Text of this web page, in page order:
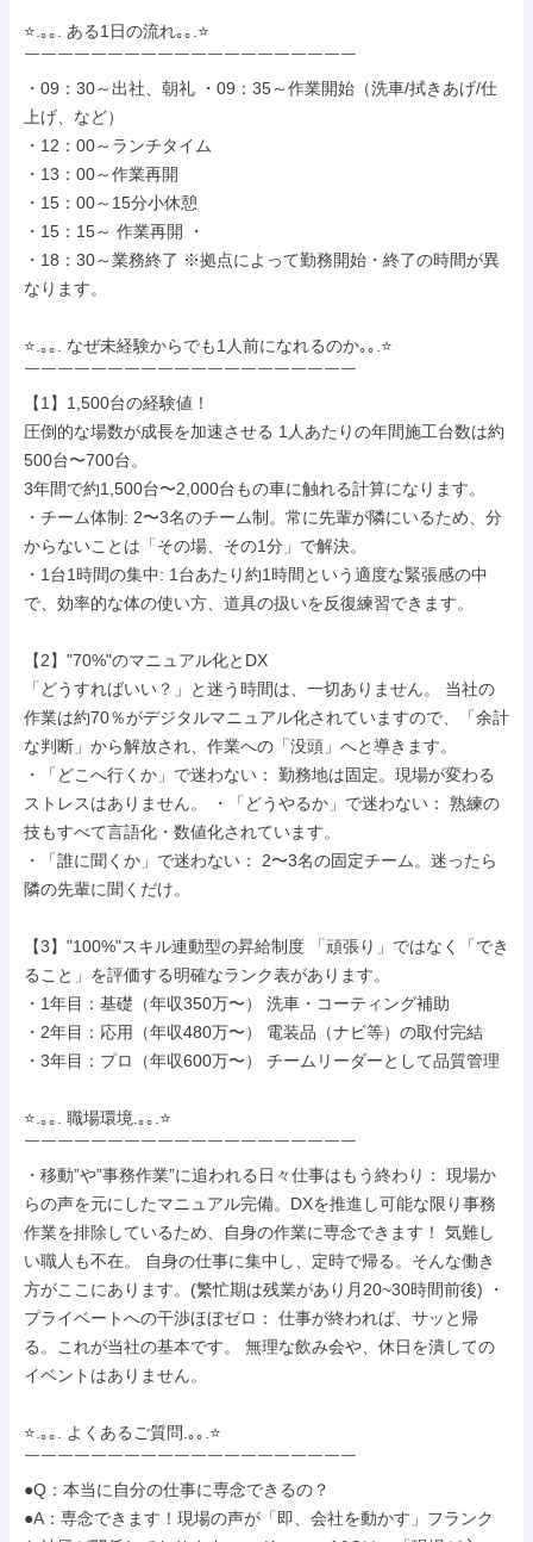
⭐.｡｡. ある1日の流れ｡｡.⭐
￣￣￣￣￣￣￣￣￣￣￣￣￣￣￣￣￣￣￣￣
・09：30～出社、朝礼 ・09：35～作業開始（洗車/拭きあげ/仕
上げ、など）
・12：00～ランチタイム
・13：00～作業再開
・15：00～15分小休憩
・15：15～ 作業再開 ・
・18：30～業務終了 ※拠点によって勤務開始・終了の時間が異
なります。
⭐.｡｡. なぜ未経験からでも1人前になれるのか｡｡.⭐
￣￣￣￣￣￣￣￣￣￣￣￣￣￣￣￣￣￣￣￣
【1】1,500台の経験値！
圧倒的な場数が成長を加速させる 1人あたりの年間施工台数は約
500台〜700台。
3年間で約1,500台〜2,000台もの車に触れる計算になります。
・チーム体制: 2〜3名のチーム制。常に先輩が隣にいるため、分
からないことは「その場、その1分」で解決。
・1台1時間の集中: 1台あたり約1時間という適度な緊張感の中
で、効率的な体の使い方、道具の扱いを反復練習できます。
【2】"70%"のマニュアル化とDX
「どうすればいい？」と迷う時間は、一切ありません。 当社の
作業は約70％がデジタルマニュアル化されていますので、「余計
な判断」から解放され、作業への「没頭」へと導きます。
・「どこへ行くか」で迷わない： 勤務地は固定。現場が変わる
ストレスはありません。 ・「どうやるか」で迷わない： 熟練の
技もすべて言語化・数値化されています。
・「誰に聞くか」で迷わない： 2〜3名の固定チーム。迷ったら
隣の先輩に聞くだけ。
【3】"100%"スキル連動型の昇給制度 「頑張り」ではなく「でき
ること」を評価する明確なランク表があります。
・1年目：基礎（年収350万〜） 洗車・コーティング補助
・2年目：応用（年収480万〜） 電装品（ナビ等）の取付完結
・3年目：プロ（年収600万〜） チームリーダーとして品質管理
⭐.｡｡. 職場環境.｡｡.⭐
￣￣￣￣￣￣￣￣￣￣￣￣￣￣￣￣￣￣￣￣
・移動”や”事務作業”に追われる日々仕事はもう終わり： 現場か
らの声を元にしたマニュアル完備。DXを推進し可能な限り事務
作業を排除しているため、自身の作業に専念できます！ 気難し
い職人も不在。 自身の仕事に集中し、定時で帰る。そんな働き
方がここにあります。(繁忙期は残業があり月20~30時間前後) ・
プライベートへの干渉ほぼゼロ： 仕事が終われば、サッと帰
る。これが当社の基本です。 無理な飲み会や、休日を潰しての
イベントはありません。
⭐.｡｡. よくあるご質問.｡｡.⭐
￣￣￣￣￣￣￣￣￣￣￣￣￣￣￣￣￣￣￣￣
●Q：本当に自分の仕事に専念できるの？
●A：専念できます！現場の声が「即、会社を動かす」フランク